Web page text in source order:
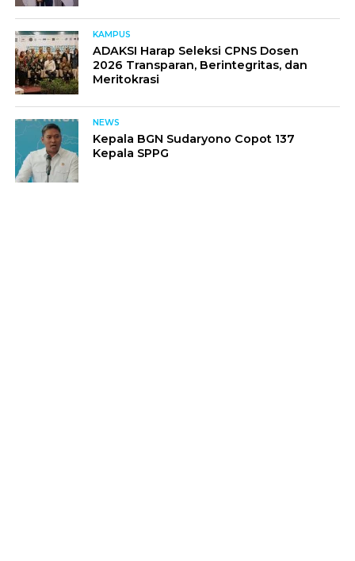
KAMPUS
ADAKSI Harap Seleksi CPNS Dosen
2026 Transparan, Berintegritas, dan
Meritokrasi
NEWS
Kepala BGN Sudaryono Copot 137
Kepala SPPG